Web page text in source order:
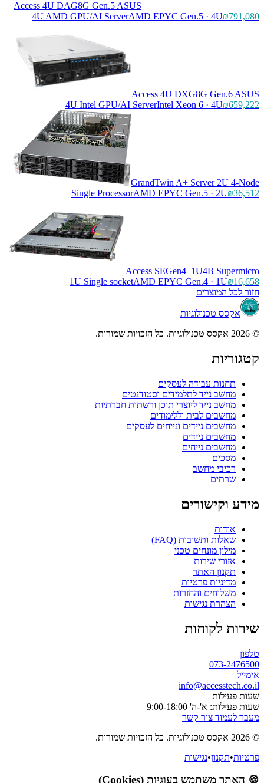
Access 4U DAG8G Gen.5 ASUS
4U AMD GPU/AI ServerAMD EPYC Gen.5 · 4U₪791,080
Access 4U DXG8G Gen.6 ASUS
4U Intel GPU/AI ServerIntel Xeon 6 · 4U₪659,222
GrandTwin A+ Server 2U 4-Node
Single ProcessorAMD EPYC Gen.5 · 2U₪36,512
Access SEGen4_1U4B Supermicro
1U Single socketAMD EPYC Gen.4 · 1U₪16,658
חזור לכל המוצרים
אקסס טכנולוגיות
© 2026 אקסס טכנולוגיות. כל הזכויות שמורות.
קטגוריות
תחנות עבודה לעסקים
מחשב נייד לתלמידים וסטודנטים
מחשב נייד ליוצרי תוכן ורשתות חברתיות
מחשבים לבית וללימודים
מחשבים ניידים ונייחים לעסקים
מחשבים ניידים
מחשבים נייחים
מסכים
רכיבי מחשב
שרתים
מידע וקישורים
אודות
שאלות ותשובות (FAQ)
מילון מונחים טכני
אזורי שירות
תקנון האתר
מדיניות פרטיות
משלוחים והחזרות
הצהרת נגישות
שירות לקוחות
טלפון
073-2476500
אימייל
info@accesstech.co.il
שעות פעילות
שעות פעילות: א'-ה' 9:00-18:00
מעבר לעמוד צור קשר
© 2026 אקסס טכנולוגיות. כל הזכויות שמורות.
פרטיות•תקנון•נגישות
🍪 האתר משתמש בעוגיות (Cookies)